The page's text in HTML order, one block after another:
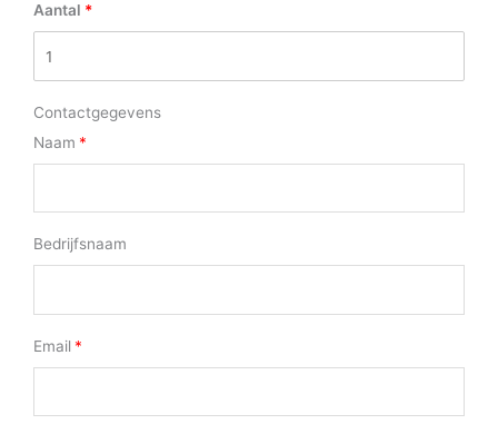
Aantal
Contactgegevens
Naam
Bedrijfsnaam
Email